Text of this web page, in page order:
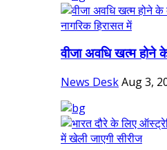
वीजा अवधि खत्म होने
News DeskAug 3,